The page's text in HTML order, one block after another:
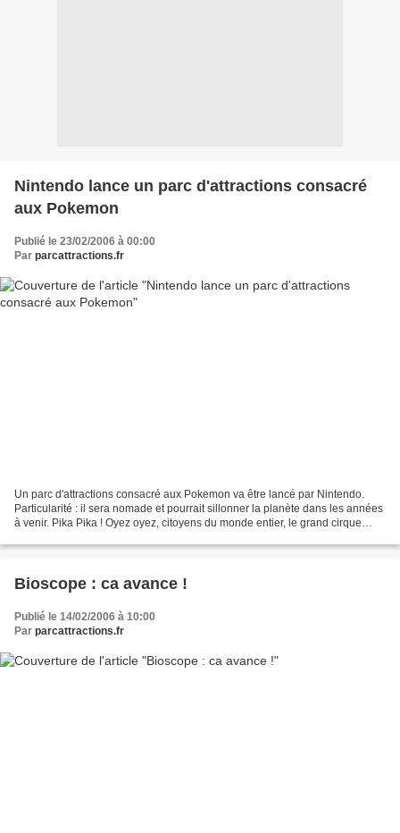
Nintendo lance un parc d'attractions consacré
aux Pokemon
Publié le 23/02/2006 à 00:00
Par parcattractions.fr
Un parc d'attractions consacré aux Pokemon va être lancé par Nintendo.
Particularité : il sera nomade et pourrait sillonner la planète dans les années
à venir. Pika Pika ! Oyez oyez, citoyens du monde entier, le grand cirque
Bioscope : ca avance !
Publié le 14/02/2006 à 10:00
Par parcattractions.fr